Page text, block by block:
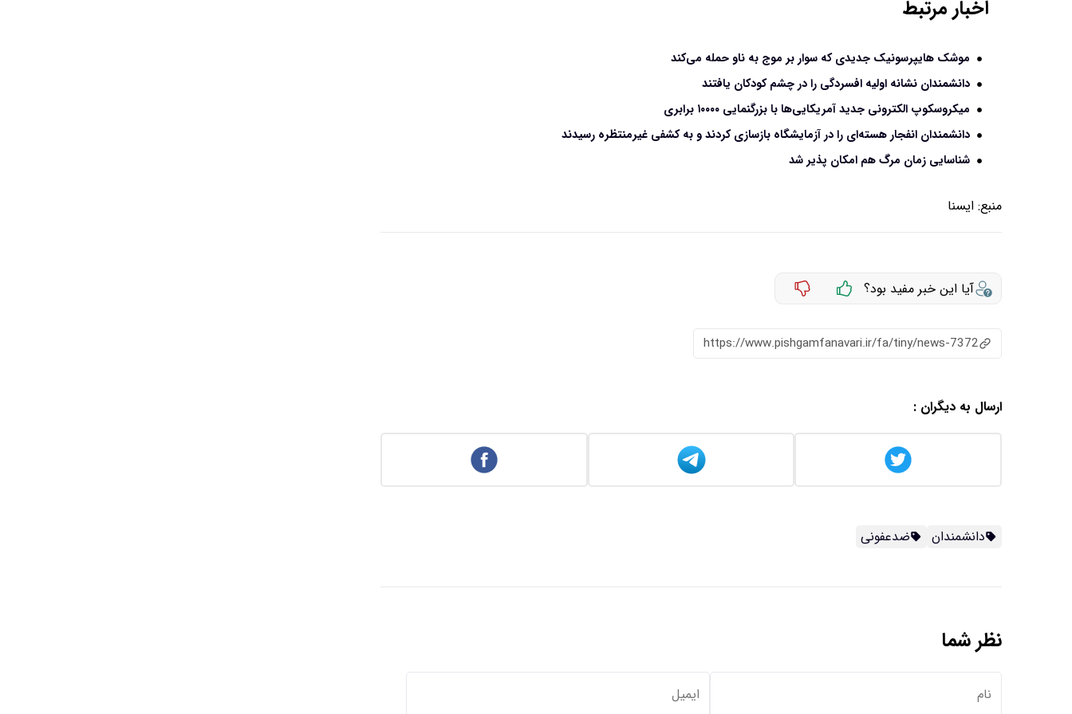
اخبار مرتبط
موشک هایپرسونیک جدیدی که سوار بر موج‌ به ناو حمله می‌کند
دانشمندان نشانه اولیه افسردگی را در چشم کودکان یافتند
میکروسکوپ الکترونی جدید آمریکایی‌ها با بزرگنمایی ۱۰۰۰۰ برابری
دانشمندان انفجار هسته‌ای را در آزمایشگاه بازسازی کردند و به کشفی غیرمنتظره رسیدند
شناسایی زمان مرگ هم امکان پذیر شد
منبع: ايسنا
آیا این خبر مفید بود؟
https://www.pishgamfanavari.ir/fa/tiny/news-7372
ارسال به دیگران :
دانشمندان ضدعفونی
نظر شما